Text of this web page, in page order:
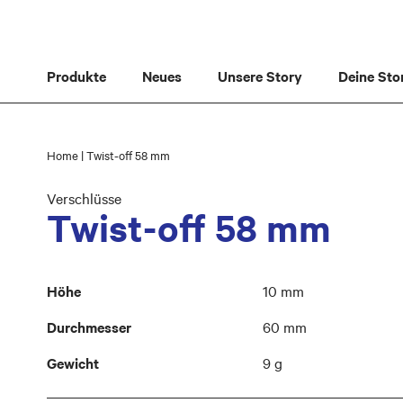
Produkte Neues Unsere Story Deine
Home Twist-off 58 mm
Verschlüsse
Twist-off 58 mm
Weitere
Höhe
10 mm
Durchmesser
60 mm
Gewicht
9 g